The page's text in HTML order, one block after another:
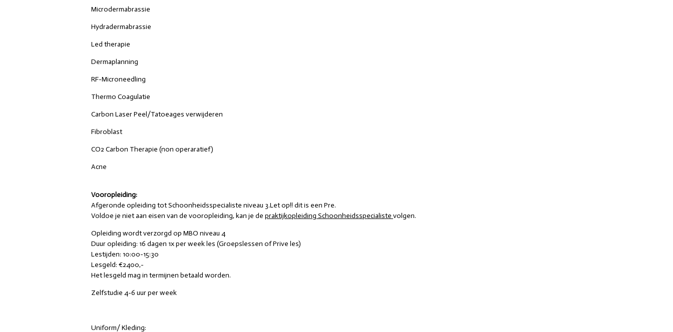
Microdermabrassie
Hydradermabrassie
Led therapie
Dermaplanning
RF-Microneedling
Thermo Coagulatie
Carbon Laser Peel/Tatoeages verwijderen
Fibroblast
CO2 Carbon Therapie (non operaratief)
Acne
Vooropleiding:
Afgeronde opleiding tot Schoonheidsspecialiste niveau 3.Let op!! dit is een Pre.
Voldoe je niet aan eisen van de vooropleiding, kan je de praktijkopleiding Schoonheidsspecialiste volgen.
Opleiding wordt verzorgd op MBO niveau 4
Duur opleiding: 16 dagen 1x per week les (Groepslessen of Prive les)
Lestijden: 10:00-15:30
Lesgeld: €2400,-
Het lesgeld mag in termijnen betaald worden.
Zelfstudie 4-6 uur per week
Uniform/ Kleding: